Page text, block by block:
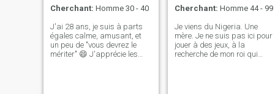
Cherchant: Homme 30 - 40
J'ai 28 ans, je suis à parts
égales calme, amusant, et
un peu de "vous devrez le
mériter" 😄 J'apprécie les
Cherchant: Homme 44 - 99
Je viens du Nigeria. Une
mère. Je ne suis pas ici pour
jouer à des jeux, à la
recherche de mon roi qui